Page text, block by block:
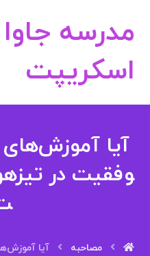
مدرسه جاوا
اسکریپت
آیا
وفقیت در
مصاحبه
آیا